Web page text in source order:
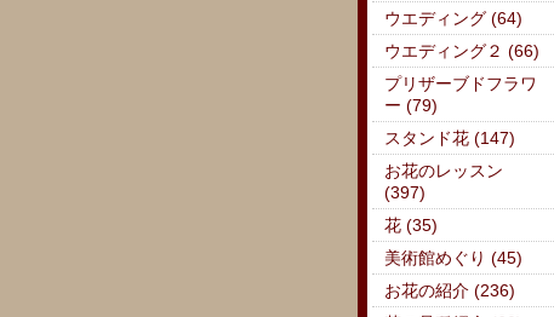
ウエディング (64)
ウエディング２ (66)
プリザーブドフラワ
ー (79)
スタンド花 (147)
お花のレッスン
(397)
花 (35)
美術館めぐり (45)
お花の紹介 (236)